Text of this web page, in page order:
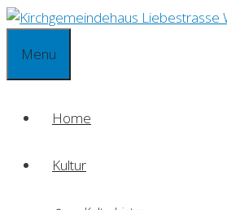
Springe
Inhalt
Menu
Home
Kultur